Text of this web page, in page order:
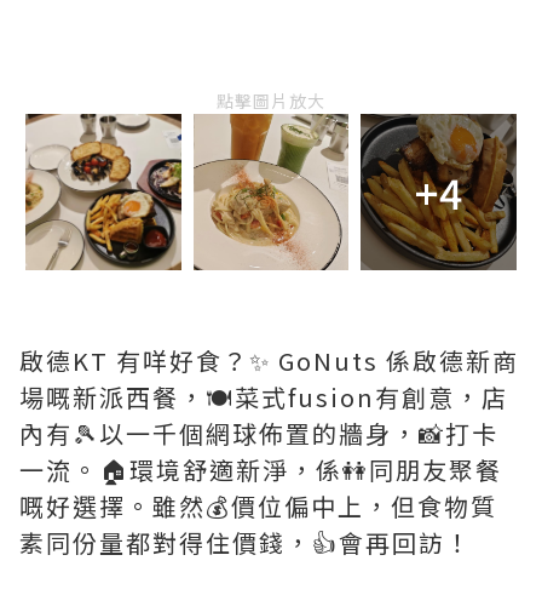
點擊圖片放大
+4
啟德KT 有咩好食？✨ GoNuts 係啟德新商
場嘅新派西餐，🍽️菜式fusion有創意，店
內有🎾以一千個網球佈置的牆身，📸打卡
一流。🏠環境舒適新淨，係👭同朋友聚餐
嘅好選擇。雖然💰價位偏中上，但食物質
素同份量都對得住價錢，👍會再回訪！